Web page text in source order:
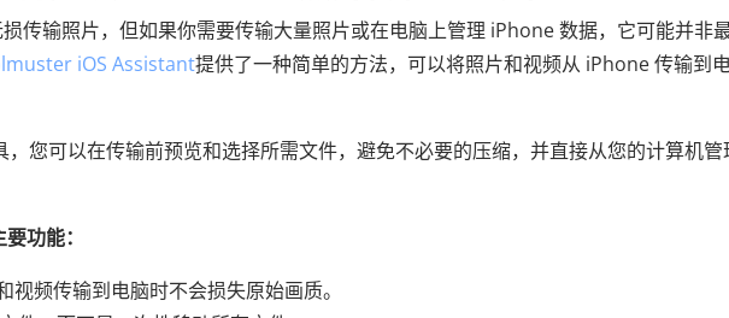
传输照片，但如果你需要传输大量照片或在电脑上管理 iPhone 数据，它可能并非
iOS Assistant提供了一种简单的方法，可以将照片和视频从 iPhone 传输到
，您可以在传输前预览和选择所需文件，避免不必要的压缩，并直接从您的计算机管
功能：
频传输到电脑时不会损失原始画质。